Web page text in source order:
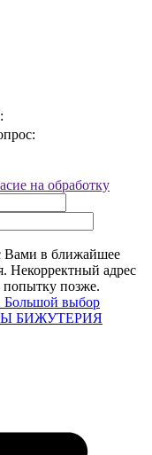
на обработку
Вами в ближайшее
Некорректный адрес
позже.
Большой выбор
БИЖУТЕРИЯ